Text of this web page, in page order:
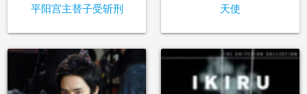
平阳宫主替子受斩刑 天使